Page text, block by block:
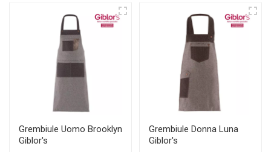
Grembiule Uomo Brooklyn
Giblor's
Grembiule Donna Luna
Giblor's